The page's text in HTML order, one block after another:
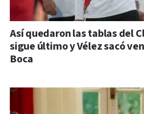
Así quedaron las tablas del
sigue último y Vélez sacó
Boca